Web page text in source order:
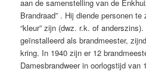
aan de samenstelling van de
Brandraad” . Hij diende personen
“kleur” zijn (dwz. r.k. of
geïnstalleerd als brandmeester,
kring. In 1940 zijn er 12
Damesbrandweer in oorlogstijd van